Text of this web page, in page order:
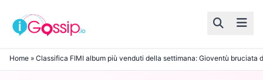
Skip to content
Home » Classifica FIMI album più venduti della settimana: Gioventù bruciata